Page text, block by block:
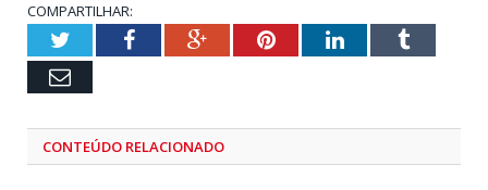
COMPARTILHAR:
TwitterFacebookGoogle+PinterestLinkedInTumblr
Email
CONTEÚDO RELACIONADO